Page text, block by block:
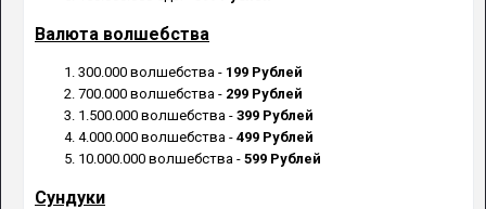
Валюта волшебства
300.000 волшебства - 199 Рублей
700.000 волшебства - 299 Рублей
1.500.000 волшебства - 399 Рублей
4.000.000 волшебства - 499 Рублей
10.000.000 волшебства - 599 Рублей
Сундуки